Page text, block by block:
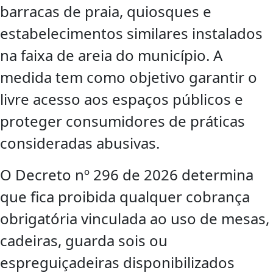
barracas de praia, quiosques e
estabelecimentos similares instalados
na faixa de areia do município. A
medida tem como objetivo garantir o
livre acesso aos espaços públicos e
proteger consumidores de práticas
consideradas abusivas.
O Decreto nº 296 de 2026 determina
que fica proibida qualquer cobrança
obrigatória vinculada ao uso de mesas,
cadeiras, guarda sois ou
espreguiçadeiras disponibilizados